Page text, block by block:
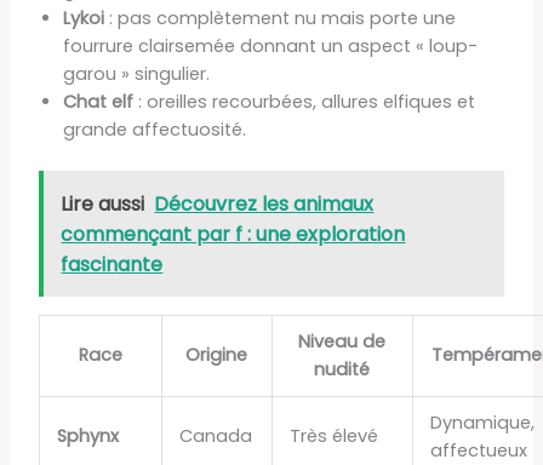
Lykoi: pas complètement nu mais porte une
fourrure clairsemée donnant un aspect « loup-
garou » singulier.
Chat elf: oreilles recourbées, allures elfiques et
grande affectuosité.
Lire aussi Découvrez les animaux
commençant par f : une exploration
fascinante
Race Origine
Niveau de
nudité
Sphynx Canada Très élevé
Dynamique,
affectueux